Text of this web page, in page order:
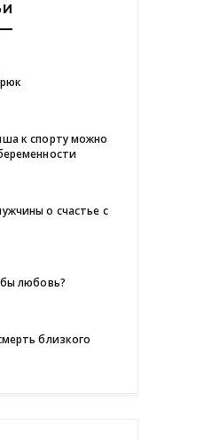
к спорту можно
о счастье с
любовь?
близкого